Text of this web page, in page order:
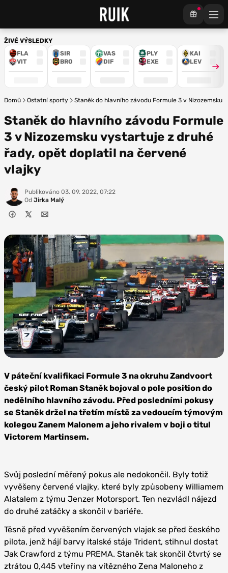
ŽIVÉ VÝSLEDKY
FLA
VIT
SIR
BRO
VAS
DIF
PLY
EXE
KAI
LEV
Domů Ostatní sporty Staněk do hlavního závodu Formule 3 v
Staněk do hlavního závodu Formule
3 v Nizozemsku vystartuje z druhé
řady, opět doplatil na červené
vlajky
Publikováno 03. 09. 2022, 07:22
Od Jirka Malý
Interceptor73, CC BY
V páteční kvalifikaci Formule 3 na okruhu Zandvoort
český pilot Roman Staněk bojoval o pole position do
nedělního hlavního závodu. Před posledními pokusy
se Staněk držel na třetím místě za vedoucím týmovým
kolegou Zanem Malonem a jeho rivalem v boji o titul
Victorem Martinsem.
Svůj poslední měřený pokus ale nedokončil. Byly totiž
vyvěšeny červené vlajky, které byly způsobeny Williamem
Alatalem z týmu Jenzer Motorsport. Ten nezvládl nájezd
do druhé zatáčky a skončil v bariéře.
Těsně před vyvěšením červených vlajek se před českého
pilota, jenž hájí barvy italské stáje Trident, stihnul dostat
Jak Crawford z týmu PREMA. Staněk tak skončil čtvrtý se
ztrátou 0,445 vteřiny na vítězného Zena Maloneho z